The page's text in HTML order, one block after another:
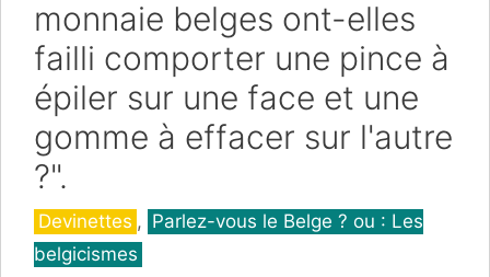
monnaie belges ont-elles
failli comporter une pince à
épiler sur une face et une
gomme à effacer sur l'autre
?".
Catégories
Devinettes , Parlez-vous le Belge ? ou : Les
belgicismes